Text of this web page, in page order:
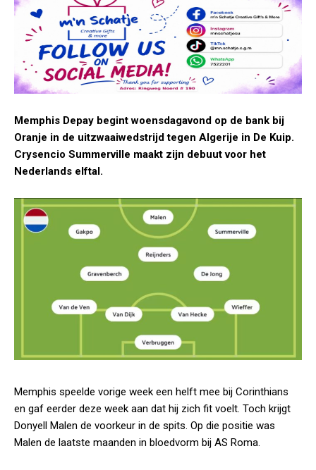
Memphis Depay begint woensdagavond op de bank bij
Oranje in de uitzwaaiwedstrijd tegen Algerije in De Kuip.
Crysencio Summerville maakt zijn debuut voor het
Nederlands elftal.
Memphis speelde vorige week een helft mee bij Corinthians
en gaf eerder deze week aan dat hij zich fit voelt. Toch krijgt
Donyell Malen de voorkeur in de spits. Op die positie was
Malen de laatste maanden in bloedvorm bij AS Roma.